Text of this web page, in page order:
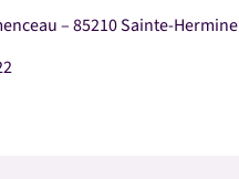
– 85210 Sainte-Hermine